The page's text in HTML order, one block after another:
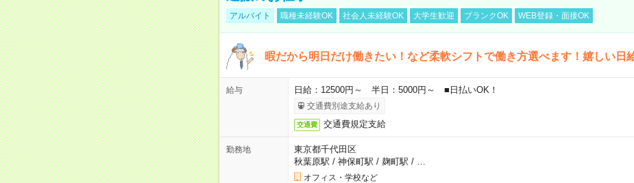
アルバイト 職種未経験OK 社会人未経験OK 大学生歓迎 ブランクOK WEB登録・面接OK
暇だから明日だけ働きたい！など柔軟シフトで働き方選べます！嬉しい日
給与 日給：12500円～ 半日：5000円～ ■日払いOK！
交通費別途支給あり
交通費 交通費規定支給
勤務地
東京都千代田区
秋葉原駅 / 神保町駅 / 麹町駅 / …
オフィス・学校など